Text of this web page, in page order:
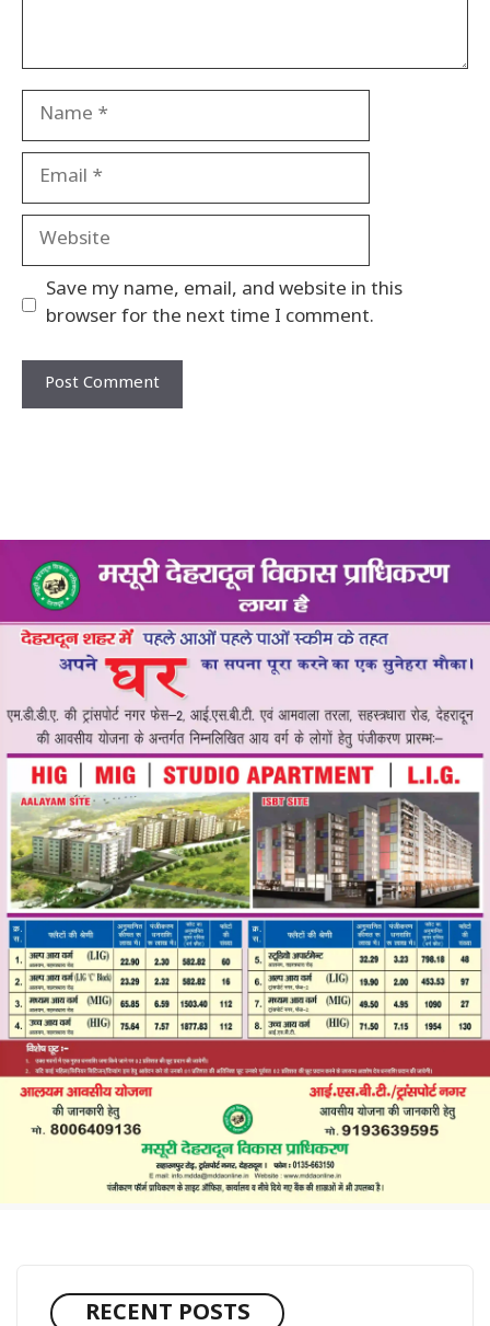
Name
Email
Website
Save my name, email, and website in this
browser for the next time I comment.
RECENT POSTS